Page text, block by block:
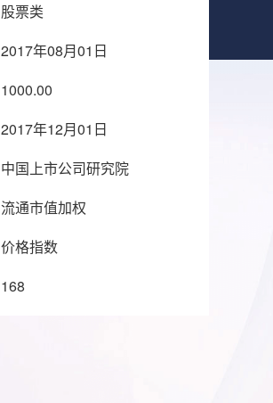
股票类
2017年08月01日
1000.00
2017年12月01日
中国上市公司研究院
流通市值加权
价格指数
168